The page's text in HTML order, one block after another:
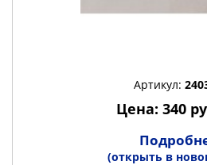
Артикул:
Цена: 340
(открыть в